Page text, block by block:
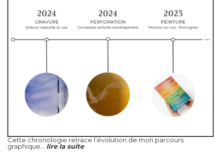
Cette chronologie retrace l’évolution de mon parcours
graphique... lire la suite